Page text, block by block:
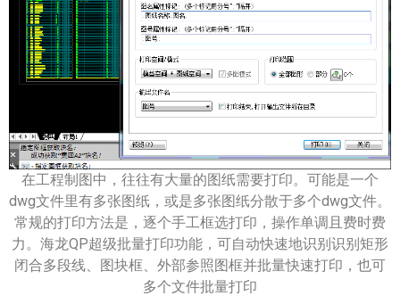
在工程制图中，往往有大量的图纸需要打印。可能是一个
dwg文件里有多张图纸，或是多张图纸分散于多个dwg文件。
常规的打印方法是，逐个手工框选打印，操作单调且费时费
力。海龙QP超级批量打印功能，可自动快速地识别识别矩形
闭合多段线、图块框、外部参照图框并批量快速打印，也可
多个文件批量打印